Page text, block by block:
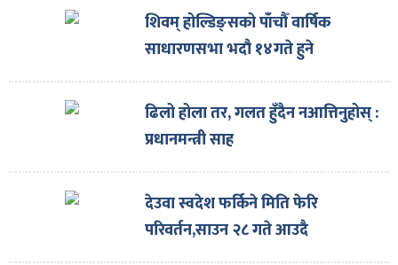
शिवम् होल्डिङ्सको पाँचौँ वार्षिक
साधारणसभा भदौ १४गते हुने
ढिलो होला तर, गलत हुँदैन नआत्तिनुहोस् :
प्रधानमन्त्री साह
देउवा स्वदेश फर्किने मिति फेरि
परिवर्तन,साउन २८ गते आउदै